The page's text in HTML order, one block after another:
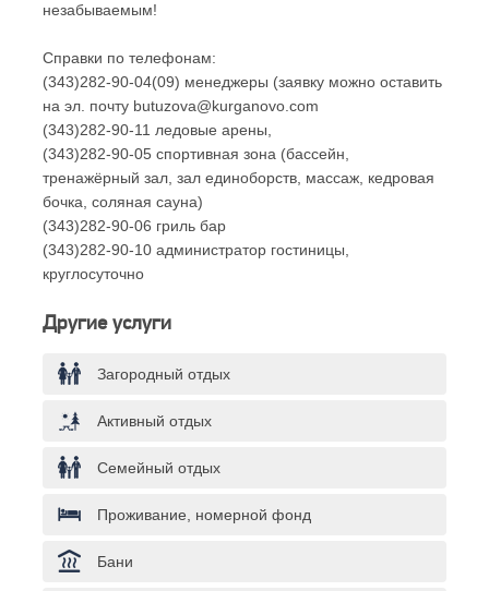
незабываемым!
Справки по телефонам:
(343)282-90-04(09) менеджеры (заявку можно оставить
на эл. почту butuzova@kurganovo.com
(343)282-90-11 ледовые арены,
(343)282-90-05 спортивная зона (бассейн,
тренажёрный зал, зал единоборств, массаж, кедровая
бочка, соляная сауна)
(343)282-90-06 гриль бар
(343)282-90-10 администратор гостиницы,
круглосуточно
Другие услуги
Загородный отдых
Активный отдых
Семейный отдых
Проживание, номерной фонд
Бани